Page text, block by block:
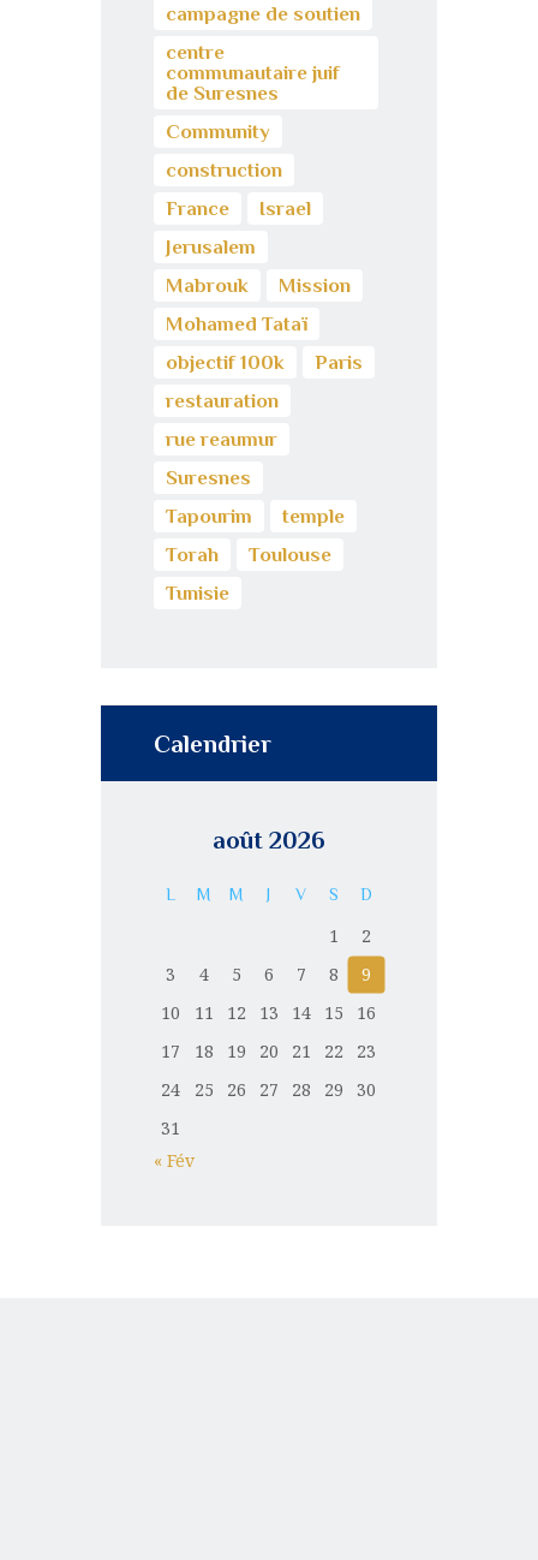
campagne de soutien
centre
communautaire juif
de Suresnes
Community
construction
France
Israel
Jerusalem
Mabrouk
Mission
Mohamed Tataï
objectif 100k
Paris
restauration
rue reaumur
Suresnes
Tapourim
temple
Torah
Toulouse
Tunisie
Calendrier
août 2026
L M M J V S D
1
2
3
4 5 6 7 8
9
10
11 12 13 14 15
16
17
18 19 20 21 22
23
24
25 26 27 28 29
30
31
« Fév